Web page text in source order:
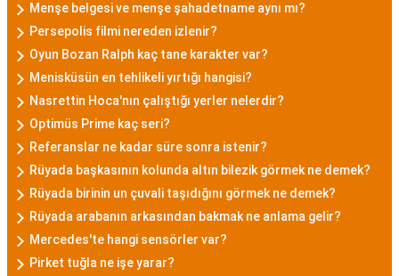
Menşe belgesi ve menşe şahadetname aynı mı?
Persepolis filmi nereden izlenir?
Oyun Bozan Ralph kaç tane karakter var?
Menisküsün en tehlikeli yırtığı hangisi?
Nasrettin Hoca'nın çalıştığı yerler nelerdir?
Optimüs Prime kaç seri?
Referanslar ne kadar süre sonra istenir?
Rüyada başkasının kolunda altın bilezik görmek ne demek?
Rüyada birinin un çuvali taşıdığını görmek ne demek?
Rüyada arabanın arkasından bakmak ne anlama gelir?
Mercedes'te hangi sensörler var?
Pirket tuğla ne işe yarar?